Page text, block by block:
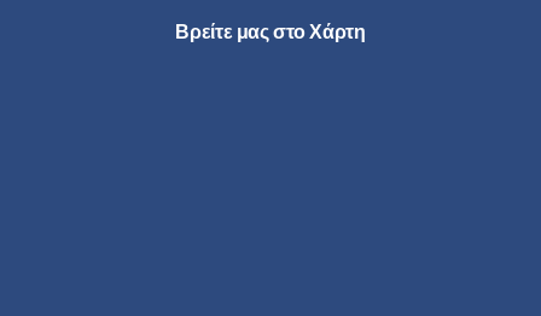
Βρείτε μας στο Χάρτη